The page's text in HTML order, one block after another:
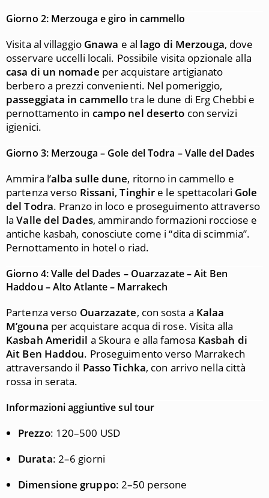
Giorno 2: Merzouga e giro in cammello
Visita al villaggio Gnawa e al lago di Merzouga, dove
osservare uccelli locali. Possibile visita opzionale alla
casa di un nomade per acquistare artigianato
berbero a prezzi convenienti. Nel pomeriggio,
passeggiata in cammellotra le dune di Erg Chebbi e
pernottamento in campo nel deserto con servizi
igienici.
Giorno 3: Merzouga – Gole del Todra – Valle del Dades
Ammira l’alba sulle dune, ritorno in cammello e
partenza verso Rissani,Tinghir e le spettacolari Gole
del Todra. Pranzo in loco e proseguimento attraverso
laValle del Dades, ammirando formazioni rocciose e
antiche kasbah, conosciute come i “dita di scimmia”.
Pernottamento in hotel o riad.
Giorno 4: Valle del Dades – Ouarzazate – Ait Ben
Haddou – Alto Atlante – Marrakech
Partenza verso Ouarzazate, con sosta a Kalaa
M’gouna per acquistare acqua di rose. Visita alla
Kasbah Ameridil a Skoura e alla famosa Kasbah di
Ait Ben Haddou. Proseguimento verso Marrakech
attraversando il Passo Tichka, con arrivo nella città
rossa in serata.
Informazioni aggiuntive sul tour
Prezzo: 120–500 USD
Durata: 2–6 giorni
Dimensione gruppo: 2–50 persone